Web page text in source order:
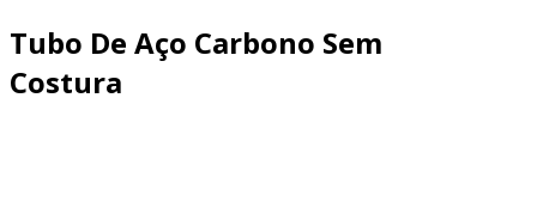
Tubo De Aço Carbono Sem
Costura